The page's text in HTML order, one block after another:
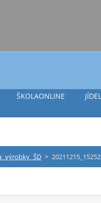
organizace
ŠKOLAONLINE
výrobky ŠD >